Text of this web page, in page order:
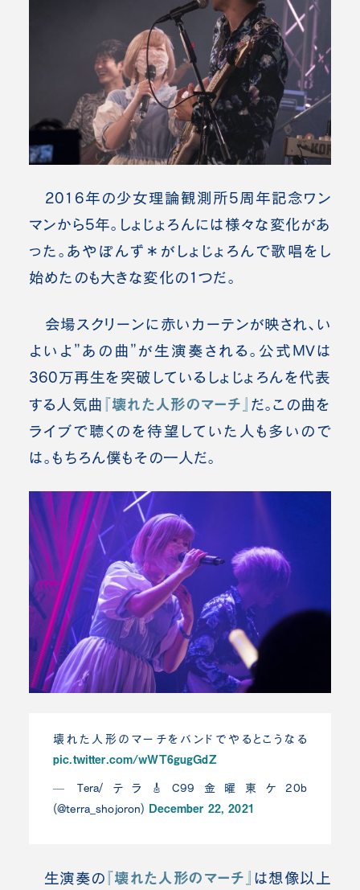
2016年の少女理論観測所5周年記念ワン
マンから5年。しょじょろんには様々な変化があ
った。あやぽんず＊がしょじょろんで歌唱をし
始めたのも大きな変化の1つだ。
会場スクリーンに赤いカーテンが映され、い
よいよ”あの曲”が生演奏される。公式MVは
360万再生を突破しているしょじょろんを代表
する人気曲 『壊れた人形のマーチ』 だ。この曲を
ライブで聴くのを待望していた人も多いので
は。もちろん僕もその一人だ。
壊れた人形のマーチをバンドでやるとこうなる
pic.twitter.com/wWT6gugGdZ
— Tera/テラ🎸C99金曜東ケ20b
(@terra_shojoron) December 22, 2021
生演奏の 『壊れた人形のマーチ』 は想像以上